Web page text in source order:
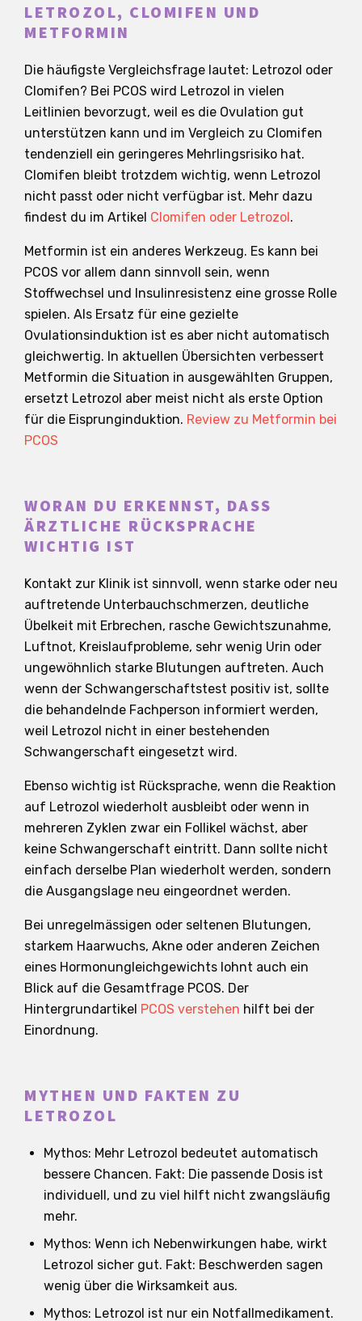
LETROZOL, CLOMIFEN UND
METFORMIN
Die häufigste Vergleichsfrage lautet: Letrozol oder
Clomifen? Bei PCOS wird Letrozol in vielen
Leitlinien bevorzugt, weil es die Ovulation gut
unterstützen kann und im Vergleich zu Clomifen
tendenziell ein geringeres Mehrlingsrisiko hat.
Clomifen bleibt trotzdem wichtig, wenn Letrozol
nicht passt oder nicht verfügbar ist. Mehr dazu
findest du im Artikel Clomifen oder Letrozol.
Metformin ist ein anderes Werkzeug. Es kann bei
PCOS vor allem dann sinnvoll sein, wenn
Stoffwechsel und Insulinresistenz eine grosse Rolle
spielen. Als Ersatz für eine gezielte
Ovulationsinduktion ist es aber nicht automatisch
gleichwertig. In aktuellen Übersichten verbessert
Metformin die Situation in ausgewählten Gruppen,
ersetzt Letrozol aber meist nicht als erste Option
für die Eisprunginduktion. Review zu Metformin bei
PCOS
WORAN DU ERKENNST, DASS
ÄRZTLICHE RÜCKSPRACHE
WICHTIG IST
Kontakt zur Klinik ist sinnvoll, wenn starke oder neu
auftretende Unterbauchschmerzen, deutliche
Übelkeit mit Erbrechen, rasche Gewichtszunahme,
Luftnot, Kreislaufprobleme, sehr wenig Urin oder
ungewöhnlich starke Blutungen auftreten. Auch
wenn der Schwangerschaftstest positiv ist, sollte
die behandelnde Fachperson informiert werden,
weil Letrozol nicht in einer bestehenden
Schwangerschaft eingesetzt wird.
Ebenso wichtig ist Rücksprache, wenn die Reaktion
auf Letrozol wiederholt ausbleibt oder wenn in
mehreren Zyklen zwar ein Follikel wächst, aber
keine Schwangerschaft eintritt. Dann sollte nicht
einfach derselbe Plan wiederholt werden, sondern
die Ausgangslage neu eingeordnet werden.
Bei unregelmässigen oder seltenen Blutungen,
starkem Haarwuchs, Akne oder anderen Zeichen
eines Hormonungleichgewichts lohnt auch ein
Blick auf die Gesamtfrage PCOS. Der
Hintergrundartikel PCOS verstehen hilft bei der
Einordnung.
MYTHEN UND FAKTEN ZU
LETROZOL
Mythos: Mehr Letrozol bedeutet automatisch
bessere Chancen. Fakt: Die passende Dosis ist
individuell, und zu viel hilft nicht zwangsläufig
mehr.
Mythos: Wenn ich Nebenwirkungen habe, wirkt
Letrozol sicher gut. Fakt: Beschwerden sagen
wenig über die Wirksamkeit aus.
Mythos: Letrozol ist nur ein Notfallmedikament.